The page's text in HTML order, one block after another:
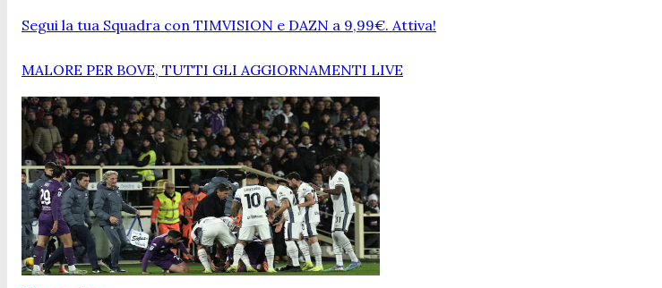
Segui la tua Squadra con TIMVISION e DAZN a 9,99€. Attiva!
MALORE PER BOVE, TUTTI GLI AGGIORNAMENTI LIVE